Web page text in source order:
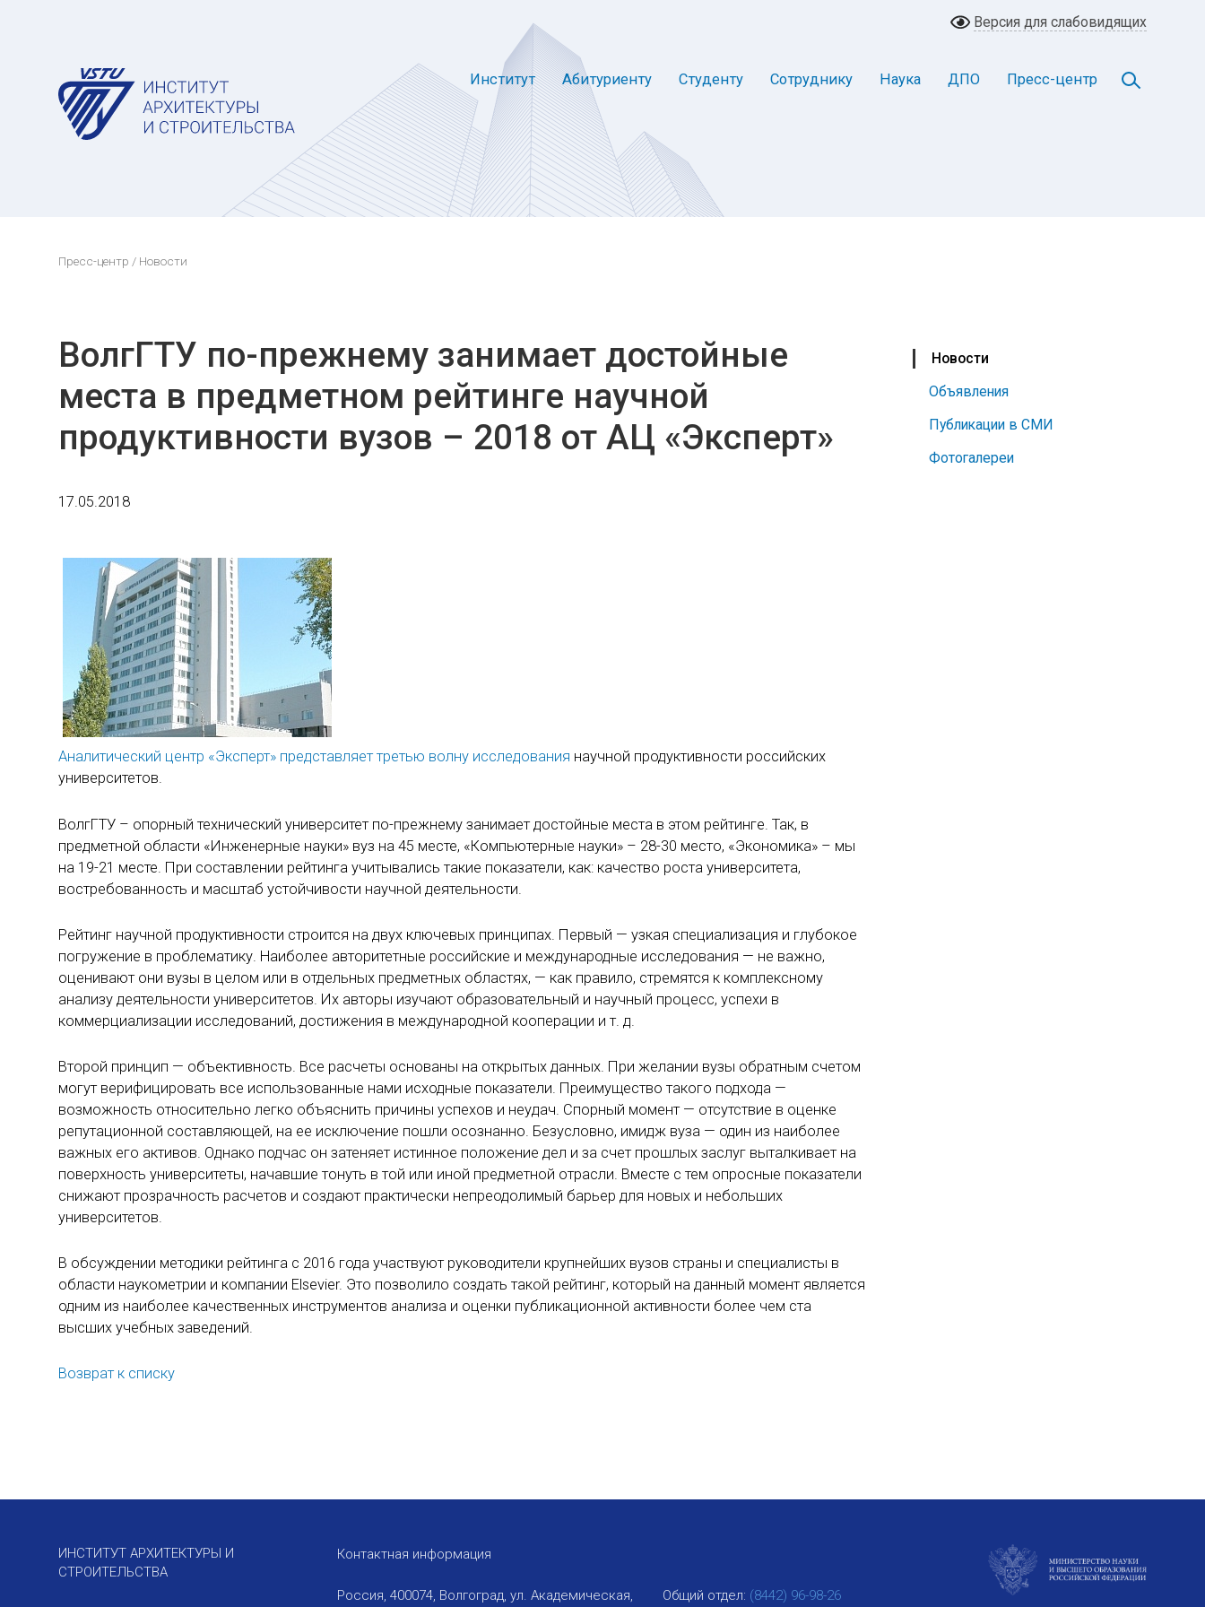
Версия для слабовидящих
Институт Абитуриенту Студенту Сотруднику Наука ДПО Пресс-центр
Пресс-центр / Новости
Новости
Объявления
Публикации в СМИ
Фотогалереи
ВолгГТУ по-прежнему занимает достойные
места в предметном рейтинге научной
продуктивности вузов – 2018 от АЦ «Эксперт»
17.05.2018
Аналитический центр «Эксперт» представляет третью волну исследования научной продуктивности российских
университетов.
ВолгГТУ – опорный технический университет по-прежнему занимает достойные места в этом рейтинге. Так, в
предметной области «Инженерные науки» вуз на 45 месте, «Компьютерные науки» – 28-30 место, «Экономика» – мы
на 19-21 месте. При составлении рейтинга учитывались такие показатели, как: качество роста университета,
востребованность и масштаб устойчивости научной деятельности.
Рейтинг научной продуктивности строится на двух ключевых принципах. Первый — узкая специализация и глубокое
погружение в проблематику. Наиболее авторитетные российские и международные исследования — не важно,
оценивают они вузы в целом или в отдельных предметных областях, — как правило, стремятся к комплексному
анализу деятельности университетов. Их авторы изучают образовательный и научный процесс, успехи в
коммерциализации исследований, достижения в международной кооперации и т. д.
Второй принцип — объективность. Все расчеты основаны на открытых данных. При желании вузы обратным счетом
могут верифицировать все использованные нами исходные показатели. Преимущество такого подхода —
возможность относительно легко объяснить причины успехов и неудач. Спорный момент — отсутствие в оценке
репутационной составляющей, на ее исключение пошли осознанно. Безусловно, имидж вуза — один из наиболее
важных его активов. Однако подчас он затеняет истинное положение дел и за счет прошлых заслуг выталкивает на
поверхность университеты, начавшие тонуть в той или иной предметной отрасли. Вместе с тем опросные показатели
снижают прозрачность расчетов и создают практически непреодолимый барьер для новых и небольших
университетов.
В обсуждении методики рейтинга с 2016 года участвуют руководители крупнейших вузов страны и специалисты в
области наукометрии и компании Elsevier. Это позволило создать такой рейтинг, который на данный момент является
одним из наиболее качественных инструментов анализа и оценки публикационной активности более чем ста
высших учебных заведений.
Возврат к списку
ИНСТИТУТ АРХИТЕКТУРЫ И
СТРОИТЕЛЬСТВА
Контактная информация
Россия, 400074, Волгоград, ул. Академическая,
Общий отдел: (8442) 96-98-26